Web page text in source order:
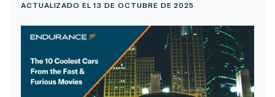
ACTUALIZADO EL 13 DE OCTUBRE DE 2025